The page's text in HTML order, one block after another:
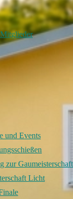
und Events
zur
Licht